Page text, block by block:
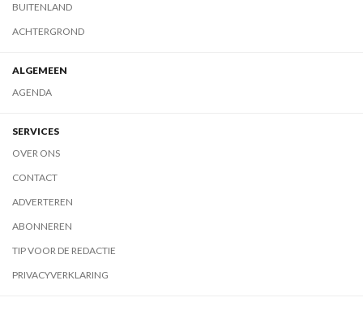
BUITENLAND
ACHTERGROND
ALGEMEEN
AGENDA
SERVICES
OVER ONS
CONTACT
ADVERTEREN
ABONNEREN
TIP VOOR DE REDACTIE
PRIVACYVERKLARING